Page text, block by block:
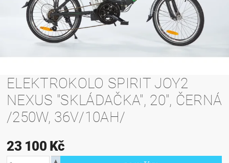
ELEKTROKOLO SPIRIT JOY2
NEXUS "SKLÁDAČKA", 20", ČERNÁ
/250W, 36V/10AH/
23 100 Kč